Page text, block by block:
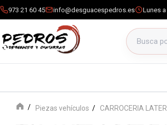
973 21 60 45 info@desguacespedros.es Lunes a
Buscar
Piezas vehículos CARROCERIA